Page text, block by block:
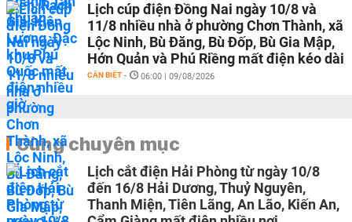
Lịch cúp điện Đồng Nai ngày 10/8 và
11/8 nhiều nhà ở phường Chơn Thành, xã
Lộc Ninh, Bù Đăng, Bù Đốp, Bù Gia Mập,
Hớn Quản và Phú Riềng mất điện kéo dài
CẦN BIẾT - 06:00 | 09/08/2026
Cùng chuyên mục
Lịch cắt điện Hải Phòng từ ngày 10/8
đến 16/8 Hải Dương, Thuỷ Nguyên,
Thanh Miện, Tiên Lãng, An Lão, Kiến An,